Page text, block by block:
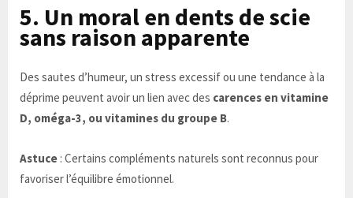
5. Un moral en dents de scie
sans raison apparente
Des sautes d’humeur, un stress excessif ou une tendance à la
déprime peuvent avoir un lien avec des carences en vitamine
D, oméga-3, ou vitamines du groupe B.
Astuce : Certains compléments naturels sont reconnus pour
favoriser l’équilibre émotionnel.